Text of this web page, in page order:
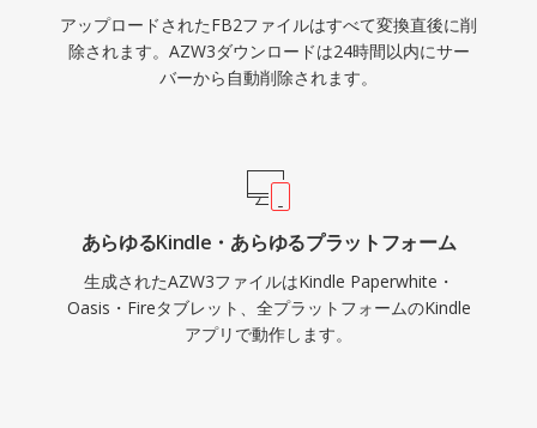
アップロードされたFB2ファイルはすべて変換直後に削
除されます。AZW3ダウンロードは24時間以内にサー
バーから自動削除されます。
あらゆるKindle・あらゆるプラットフォーム
生成されたAZW3ファイルはKindle Paperwhite・
Oasis・Fireタブレット、全プラットフォームのKindle
アプリで動作します。